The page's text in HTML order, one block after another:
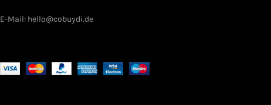
E-Mail: hello@cobuydi.de